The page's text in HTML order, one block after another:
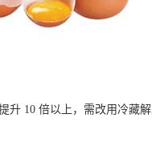
10 倍以上，需改用冷藏